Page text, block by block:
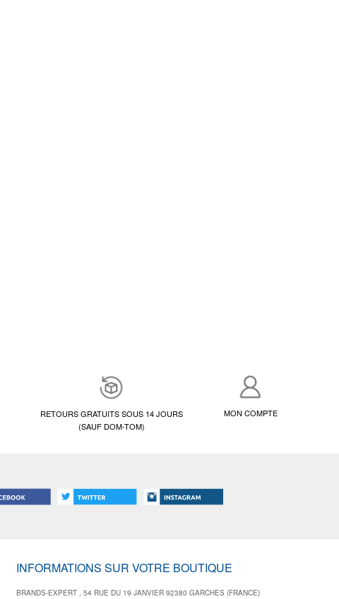
RETOURS GRATUITS SOUS 14 JOURS
(SAUF DOM-TOM)
MON COMPTE
INFORMATIONS SUR VOTRE BOUTIQUE
BRANDS-EXPERT , 54 RUE DU 19 JANVIER 92380 GARCHES (FRANCE)